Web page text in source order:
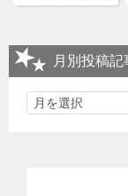
月別投稿記